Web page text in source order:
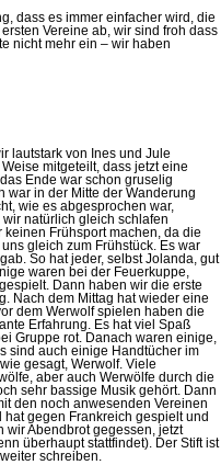
dass es immer einfacher wird, die
Vereine ab, wir sind froh dass
nicht mehr ein – wir haben
lautstark von Ines und Jule
mitgeteilt, dass jetzt eine
Ende war schon gruselig
war in der Mitte der Wanderung
wie es abgesprochen war,
natürlich gleich schlafen
Frühsport machen, da die
gleich zum Frühstück. Es war
So hat jeder, selbst Jolanda, gut
waren bei der Feuerkuppe,
Dann haben wir die erste
Nach dem Mittag hat wieder eine
dem Werwolf spielen haben die
Erfahrung. Es hat viel Spaß
Gruppe rot. Danach waren einige,
sind auch einige Handtücher im
gesagt, Werwolf. Viele
aber auch Werwölfe durch die
sehr bassige Musik gehört. Dann
den noch anwesenden Vereinen
gegen Frankreich gespielt und
wir Abendbrot gegessen, jetzt
überhaupt stattfindet). Der Stift ist
schreiben.